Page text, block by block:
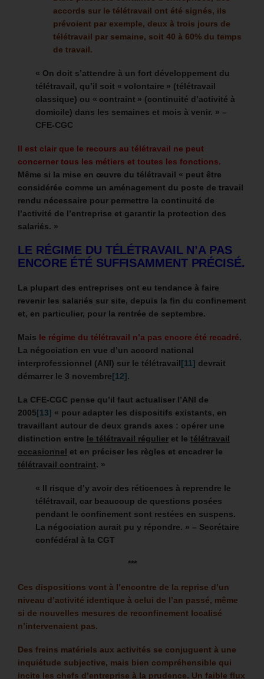
accords sur le télétravail ont été signés, ils
prévoient par exemple, deux à trois jours de
télétravail par semaine, soit 40 à 60% du temps
de travail.
« On doit s’attendre à un fort développement du
télétravail, qu’il soit « volontaire » (télétravail
classique) ou « contraint » (continuité d’activité à
domicile) dans les semaines et mois à venir. » –
CFE-CGC
Il est clair que le recours au télétravail ne peut
concerner tous les métiers et toutes les fonctions.
Même si la mise en œuvre du télétravail « peut être
considérée comme un aménagement du poste de travail
rendu nécessaire pour permettre la continuité de
l’activité de l’entreprise et garantir la protection des
salariés. »
LE RÉGIME DU TÉLÉTRAVAIL N’A PAS
ENCORE ÉTÉ SUFFISAMMENT PRÉCISÉ.
La plupart des entreprises ont eu tendance à faire
revenir les salariés sur site, depuis la fin du confinement
et, en particulier, pour la rentrée de septembre.
Mais le régime du télétravail n’a pas encore été recadré.
La négociation en vue d’un accord national
interprofessionnel (ANI) sur le télétravail[11] devrait
démarrer le 3 novembre[12].
La CFE-CGC pense qu’il faut actualiser l’ANI de
2005[13] « pour adapter les dispositifs existants, en
travaillant autour de deux grands axes : opérer une
distinction entre le télétravail régulier et le télétravail
occasionnel et en préciser les règles et encadrer le
télétravail contraint. »
« Il risque d’y avoir des réticences à reprendre le
télétravail, car beaucoup de questions posées
pendant le confinement sont restées en suspens.
La négociation aurait pu y répondre. » – Secrétaire
confédéral à la CGT
***
Ces dispositions vont à l’encontre de la reprise d’un
niveau d’activité identique à celui de l’an passé, même
si de nouvelles mesures de reconfinement localisé
n’intervenaient pas.
Des freins matériels aux activités se conjuguent à une
inquiétude subjective, mais bien compréhensible qui
incite les chefs d’entreprise à la prudence. Un faible flux